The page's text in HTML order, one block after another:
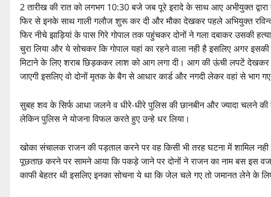
2 तारीख की रात को लगभग 10:30 बजे जब पूरे इरादे के साथ आए अभीयुक्त द्वारा
फिर से इनके साथ गाली गलौज शुरू कर दी और मौका देखकर पहले अभियुक्त
फिर नीचे झाड़ियां के पास गिरे गोपाल तक पहुंचकर दोनों ने गला दबाकर उसकी
चुरा लिया और ये सोचकर कि गोपाल यहां का रहने वाला नही है इसलिए अगर
मिटाने के लिए शराब छिड़ककर लाश को आग लगा दी। आग की ऊंची लपटें देखकर
जाएगी इसलिए वो दोनों मृतक के बैग से आधार कार्ड और नगदी लेकर वहां से भाग
सुबह शव के सिर्फ आधा जलने व धीरे-धीरे पुलिस की छानबीन और ज्यादा चलने
लेकिन पुलिस ने योजना विफल करते हुए उन्हे धर लिया।
खोका संचालक राजन की पड़ताल करने पर वह किसी भी तरह घटना में शामिल नही
पूछताछ करने पर सामने आया कि पकड़े जाने पर दोनों ने राजन का नाम बस इस
काफी बेहतर थी इसलिए इनका सोचना ये था कि जेल चले गए तो जमानत लेने के